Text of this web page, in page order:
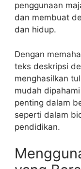
penggunaan
dan membuat
dan hidup.
Dengan
teks deskripsi
menghasilkan
mudah
penting dalam
seperti dalam
pendidikan.